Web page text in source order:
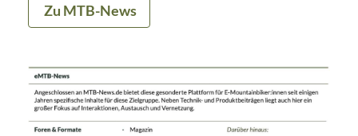
Zu MTB-News